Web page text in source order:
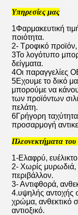
Υπηρεσίες μας
1Φαρμακευτική
ποιότητα.
2- Τροφικό
3Το λογότυπο
δείγματα.
4Οι παραγγελίες
5Εχουμε το δικό
μπορούμε να
των προϊόντων
πελάτη.
6Γρήγορη
προσαρμογή
Πλεονεκτήματα του
1-Ελαφρύ,
2- Χωρίς μυρωδιά,
περιβάλλον.
3- Αντιφθορά,
4.υψηλής αντοχής
χρώμα, ανθεκτικό
αντιοξικό.